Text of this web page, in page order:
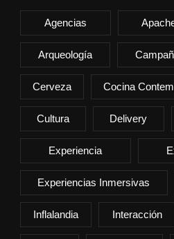
Agencias
Arqueología
Cerveza Cocina
Cultura Delivery
Experiencia
Experiencias Inmersivas
Inflalandia Interacción